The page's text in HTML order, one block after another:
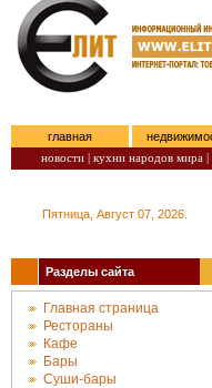
главная
новости | кухни народов мира |
Пятница, Август 07, 2026.
Разделы сайта
Главная страница
Рестораны
Кафе
Бары
Суши-бары